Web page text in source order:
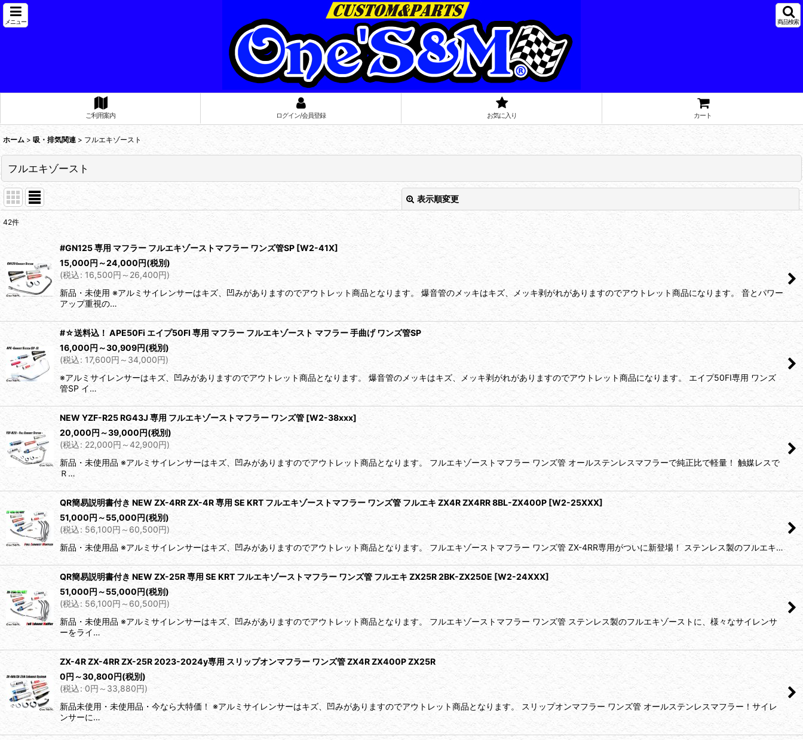
メニュー 商品検索
ご利用案内 ログイン/会員登録 お気に入り カート
ホーム > 吸・排気関連 > フルエキゾースト
フルエキゾースト
表示順変更
在庫あり
並び順:
絞り込む
42件
#GN125 専用 マフラー フルエキゾーストマフラー ワンズ管SP [W2-41X]
15,000円 ～24,000円(税別)
(税込: 16,500円 ～26,400円)
新品・未使用 ※アルミサイレンサーはキズ、凹みがありますのでアウトレット商品となります。 爆音管のメッキはキズ、メッキ剥がれがありますのでアウトレット商品になります。 音とパワー
アップ重視の…
#☆送料込！ APE50Fi エイプ50FI 専用 マフラー フルエキゾースト マフラー 手曲げ ワンズ管SP
16,000円 ～30,909円(税別)
(税込: 17,600円 ～34,000円)
※アルミサイレンサーはキズ、凹みがありますのでアウトレット商品となります。 爆音管のメッキはキズ、メッキ剥がれがありますのでアウトレット商品になります。 エイプ50FI専用 ワンズ
管SP イ…
NEW YZF-R25 RG43J 専用 フルエキゾーストマフラー ワンズ管 [W2-38xxx]
20,000円～39,000円(税別)
(税込: 22,000円 ～42,900円)
新品・未使用品 ※アルミサイレンサーはキズ、凹みがありますのでアウトレット商品となります。 フルエキゾーストマフラー ワンズ管 オールステンレスマフラーで純正比で軽量！ 触媒レスで
Ｒ…
QR簡易説明書付き NEW ZX-4RR ZX-4R 専用 SE KRT フルエキゾーストマフラー ワンズ管 フルエキ ZX4R ZX4RR 8BL-ZX400P [W2-25XXX]
51,000円 ～55,000円(税別)
(税込: 56,100円 ～60,500円)
新品・未使用品 ※アルミサイレンサーはキズ、凹みがありますのでアウトレット商品となります。 フルエキゾーストマフラー ワンズ管 ZX-4RR専用がついに新登場！ ステンレス製のフルエキ…
QR簡易説明書付き NEW ZX-25R 専用 SE KRT フルエキゾーストマフラー ワンズ管 フルエキ ZX25R 2BK-ZX250E [W2-24XXX]
51,000円～55,000円(税別)
(税込: 56,100円 ～60,500円)
新品・未使用品 ※アルミサイレンサーはキズ、凹みがありますのでアウトレット商品となります。 フルエキゾーストマフラー ワンズ管 ステンレス製のフルエキゾーストに、様々なサイレンサ
ーをライ…
ZX-4R ZX-4RR ZX-25R 2023-2024y専用 スリップオンマフラー ワンズ管 ZX4R ZX400P ZX25R
0円～30,800円(税別)
(税込: 0円 ～33,880円)
新品未使用・未使用品・今なら大特価！ ※アルミサイレンサーはキズ、凹みがありますのでアウトレット商品となります。 スリップオンマフラー ワンズ管 オールステンレスマフラー！サイレ
ンサーに…